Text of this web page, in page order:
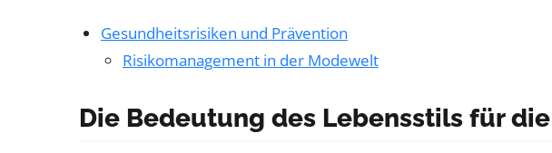
Gesundheitsrisiken und Prävention
Risikomanagement in der Modewelt
Die Bedeutung des Lebensstils für